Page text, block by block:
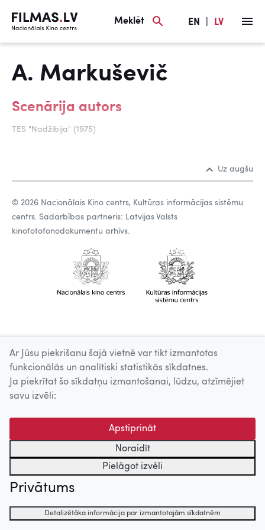
Meklēt EN LV
A. Markuševič
Scenārija autors
TES "Nadžibija" (1975)
Uz augšu
© 2026 Nacionālais Kino centrs, Kultūras informācijas sistēmu
centrs. Sadarbības partneris: Latvijas Valsts
kinofotofonodokumentu arhīvs.
Ar Jūsu piekrišanu šajā vietnē var tikt izmantotas
funkcionālās un analītiski statistikās sīkdatnes.
Ja piekrītat šo sīkdatņu izmantošanai, lūdzu, atzīmējiet
savu izvēli:
Apstiprināt
Noraidīt
Pielāgot izvēli
Privātums
Detalizētāka informācija par izmantotajām sīkdatnēm